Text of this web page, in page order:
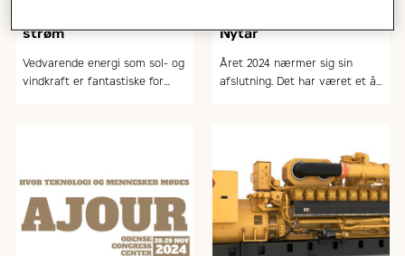
strøm
Vedvarende energi som sol- og
vindkraft er fantastiske for
Nytår
Året 2024 nærmer sig sin
afslutning. Det har været et år
masser af kunder med …